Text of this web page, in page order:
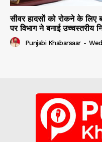
सीवर हादसों को रोकने के लिए
पर विभाग ने बनाई उच्चस्तरीय
Punjabi Khabarsaar -